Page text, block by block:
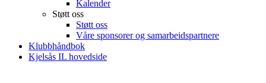
Kalender
Støtt oss
Støtt oss
Våre sponsorer og samarbeidspartnere
Klubbhåndbok
Kjelsås IL hovedside